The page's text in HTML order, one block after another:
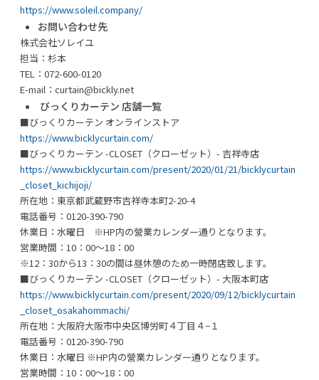
https://www.soleil.company/
お問い合わせ先
株式会社ソレイユ
担当：杉本
TEL：072-600-0120
E-mail：curtain@bickly.net
びっくりカーテン 店舗一覧
■びっくりカーテン オンラインストア
https://www.bicklycurtain.com/
■びっくりカーテン -CLOSET（クローゼット）- 吉祥寺店
https://www.bicklycurtain.com/present/2020/01/21/bicklycurtain
_closet_kichijoji/
所在地：東京都武蔵野市吉祥寺本町2-20-4
電話番号：0120-390-790
休業日：水曜日 ※HP内の營業カレンダー通りとなります。
営業時間：10：00～18：00
※12：30から13：30の間は昼休憩のため一時閉店致します。
■びっくりカーテン -CLOSET（クローゼット）- 大阪本町店
https://www.bicklycurtain.com/present/2020/09/12/bicklycurtain
_closet_osakahommachi/
所在地：大阪府大阪市中央区博労町４丁目４−１
電話番号：0120-390-790
休業日：水曜日 ※HP内の營業カレンダー通りとなります。
営業時間：10：00～18：00